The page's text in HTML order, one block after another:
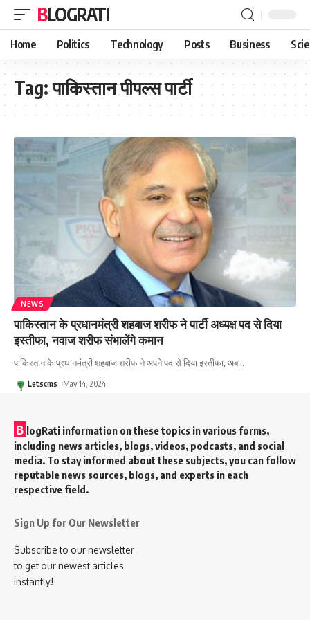
BLOGRATI
Home Politics Technology Posts Business
Tag:पाकिस्तान पीपल्स पार्टी
NEWS
पाकिस्तान के प्रधानमंत्री शहबाज शरीफ ने पार्टी अध्यक्ष पद से दिया
इस्तीफा, नवाज शरीफ संभालेंगे कमान
पाकिस्तान के प्रधानमंत्री शहबाज शरीफ ने अपने पद से दिया इस्तीफा, अब…
Letscms May 14, 2024
B logRati information on these topics in various forms,
including news articles, blogs, videos, podcasts, and social
media. To stay informed about these subjects, you can follow
reputable news sources, blogs, and experts in each
respective field.
Sign Up for Our Newsletter
Subscribe to our newsletter
to get our newest articles
instantly!